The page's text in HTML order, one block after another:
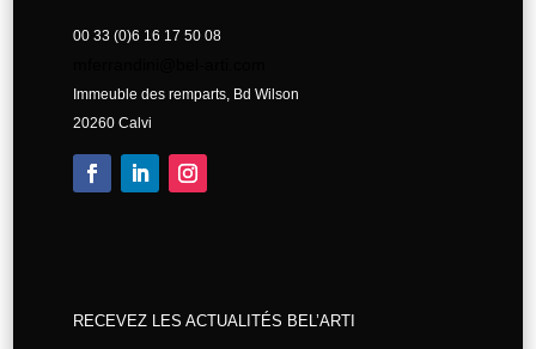
00 33 (0)6 16 17 50 08
Immeuble des remparts, Bd Wilson
20260 Calvi
RECEVEZ LES ACTUALITÉS BEL’ARTI